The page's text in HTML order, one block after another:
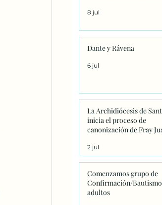
8 jul
Dante y Rávena
6 jul
La Archidiócesis de
inicia el proceso de
canonización de Fray
primeros decretos en
Sanxenxo
2 jul
Comenzamos grupo de
Confirmación/
adultos